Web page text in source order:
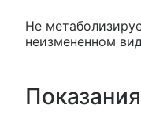
Не
неизмененном
Показания